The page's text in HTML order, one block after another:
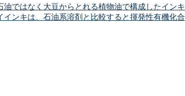
ではなく大豆からとれる植物油で構成したインキ
ンキは、石油系溶剤と比較すると揮発性有機化合